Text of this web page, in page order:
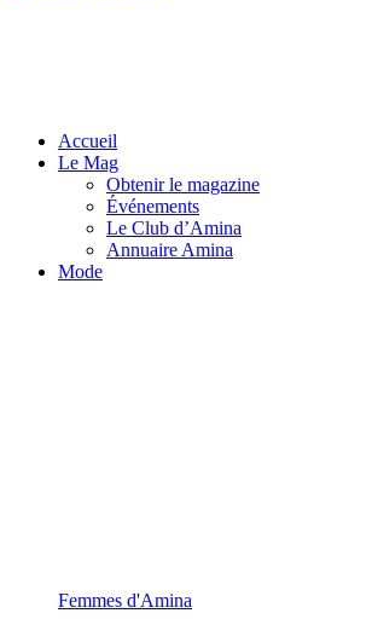
Accueil
Le Mag
Obtenir le magazine
Événements
Le Club d’Amina
Annuaire Amina
Mode
Femmes d'Amina